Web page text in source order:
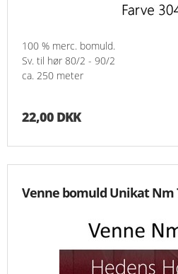
100 % merc. bomuld.
Sv. til hør 80/2 - 90/2
ca. 250 meter
22,00 DKK
Venne bomuld Unikat Nm